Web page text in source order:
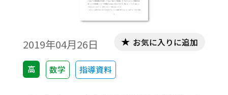
2019年04月26日
高 数学 指導資料
お気に入りに追加